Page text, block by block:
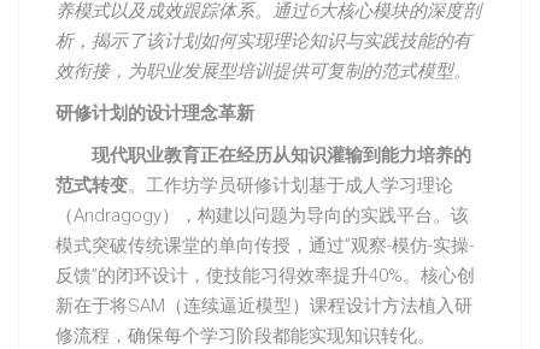
养模式以及成效跟踪体系。通过6大核心模块的深度剖
析，揭示了该计划如何实现理论知识与实践技能的有
效衔接，为职业发展型培训提供可复制的范式模型。
研修计划的设计理念革新
现代职业教育正在经历从知识灌输到能力培养的
范式转变。工作坊学员研修计划基于成人学习理论
（Andragogy），构建以问题为导向的实践平台。该
模式突破传统课堂的单向传授，通过”观察-模仿-实操-
反馈”的闭环设计，使技能习得效率提升40%。核心创
新在于将SAM（连续逼近模型）课程设计方法植入研
修流程，确保每个学习阶段都能实现知识转化。